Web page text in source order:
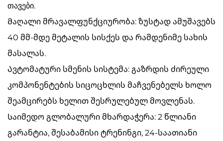
თავები.
Მაღალი მრავალფუნქციურობა: ზუსტად ამუშავებს
40 მმ-მდე მეტალის სისქეს და რამდენიმე სახის
მასალას.
Ავტომატური სმენის სისტემა: გაზრდის ძირეული
კომპონენტების სიცოცხლის მაჩვენებელს ხოლო
შეამცირებს ხელით შესრულებულ მოვლენას.
Საიმედო გლობალური მხარდაჭერა: 2 წლიანი
გარანტია, შესაბამისი ტრენინგი, 24-საათიანი